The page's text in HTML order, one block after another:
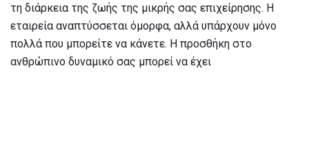
τη διάρκεια της ζωής της μικρής σας επιχείρησης. Η
εταιρεία αναπτύσσεται όμορφα, αλλά υπάρχουν μόνο
πολλά που μπορείτε να κάνετε. Η προσθήκη στο
ανθρώπινο δυναμικό σας μπορεί να έχει